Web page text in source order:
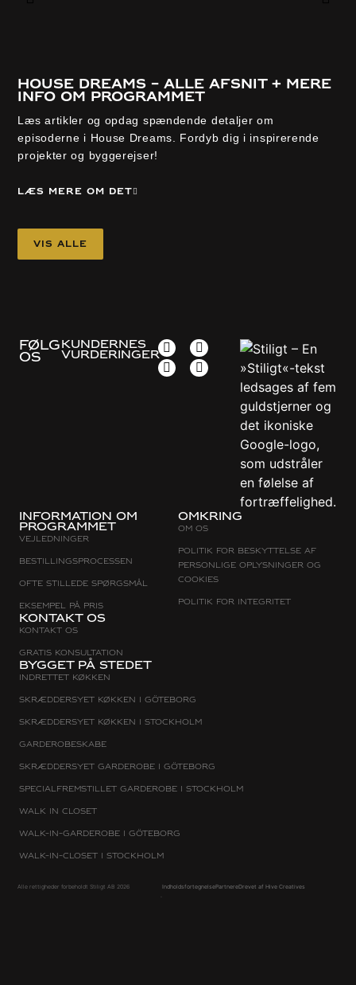
House Dreams – alle afsnit + mere
info om programmet
Læs artikler og opdag spændende detaljer om
episoderne i House Dreams. Fordyb dig i inspirerende
projekter og byggerejser!
Læs mere om det
Vis alle
Bygget på stedet
Indrettet køkken
Skræddersyet køkken i Göteborg
Skræddersyet køkken i Stockholm
Garderobeskabe
Skræddersyet garderobe i Göteborg
Specialfremstillet garderobe i Stockholm
Walk in closet
Walk-in-garderobe i Göteborg
Walk-in-closet i Stockholm
Information om
programmet
Vejledninger
Bestillingsprocessen
Ofte stillede spørgsmål
Eksempel på pris
Kontakt os
Kontakt os
Gratis konsultation
Omkring
Om os
Politik for beskyttelse af
personlige oplysninger og
cookies
Politik for integritet
FØLG
OS
KUNDERNES
VURDERINGER
Alle rettigheder forbeholdt Stiligt AB 2026
+
IndholdsfortegnelsePartnereDrevet af Hive Creatives